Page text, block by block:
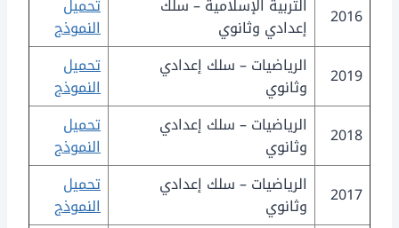
2016
التربية الإسلامية – سلك
إعدادي وثانوي
تحميل
النموذج
2019
الرياضيات – سلك إعدادي
وثانوي
تحميل
النموذج
2018
الرياضيات – سلك إعدادي
وثانوي
تحميل
النموذج
2017
الرياضيات – سلك إعدادي
وثانوي
تحميل
النموذج